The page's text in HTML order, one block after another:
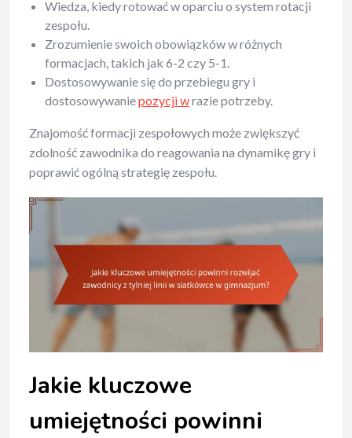
Wiedza, kiedy rotować w oparciu o system rotacji
zespołu.
Zrozumienie swoich obowiązków w różnych
formacjach, takich jak 6-2 czy 5-1.
Dostosowywanie się do przebiegu gry i
dostosowywaniepozycji wrazie potrzeby.
Znajomość formacji zespołowych może zwiększyć
zdolność zawodnika do reagowania na dynamikę gry i
poprawić ogólną strategię zespołu.
Jakie kluczowe
umiejętności powinni